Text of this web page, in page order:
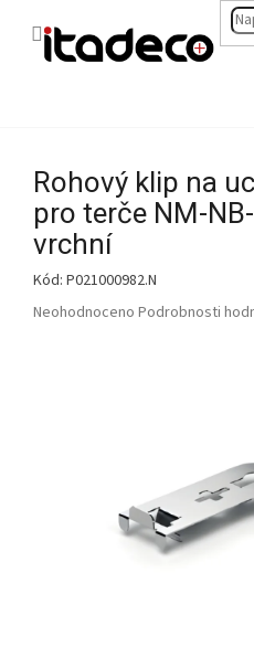
Rohový klip na
pro terče NM-
vrchní
Kód: P021000982.N
Průměrné
Neohodnoceno Podrobnosti